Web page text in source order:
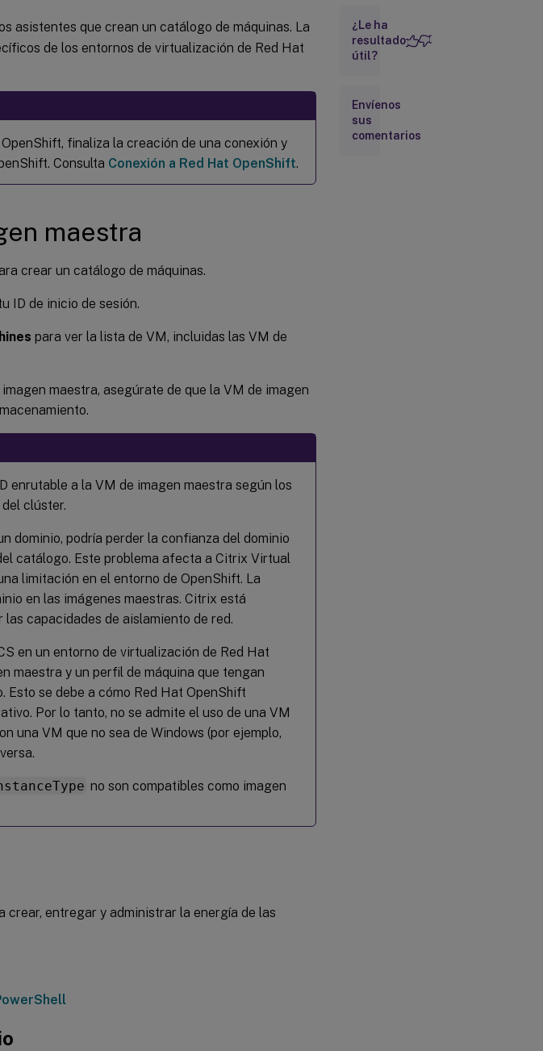
asistentes que crean un catálogo de máquinas. La
de los entornos de virtualización de Red Hat
finaliza la creación de una conexión y
Consulta Conexión a Red Hat OpenShift.
maestra
crear un catálogo de máquinas.
ID de inicio de sesión.
para ver la lista de VM, incluidas las VM de
maestra, asegúrate de que la VM de imagen
enrutable a la VM de imagen maestra según los
clúster.
dominio, podría perder la confianza del dominio
catálogo. Este problema afecta a Citrix Virtual
limitación en el entorno de OpenShift. La
en las imágenes maestras. Citrix está
capacidades de aislamiento de red.
en un entorno de virtualización de Red Hat
maestra y un perfil de máquina que tengan
se debe a cómo Red Hat OpenShift
Por lo tanto, no se admite el uso de una VM
una VM que no sea de Windows (por ejemplo,
no son compatibles como imagen
entregar y administrar la energía de las
Qué hacer a
continuación
¿Le ha
resultado
útil?
Envíenos
sus
comentarios